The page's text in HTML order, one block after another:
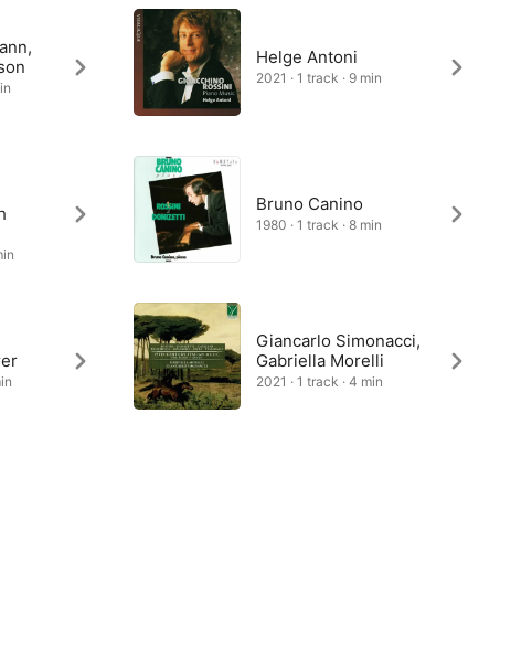
Helge Antoni
2021 · 1 track · 9 min
Bruno Canino
1980 · 1 track · 8 min
Giancarlo Simonacci,
Gabriella Morelli
2021 · 1 track · 4 min